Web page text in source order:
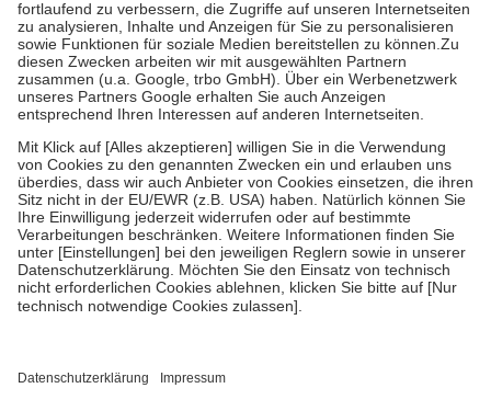
Diese Regeln gelten grundsätzlich auch für Online-Apotheken.
Bei Heilmitteln und häuslicher Krankenpflege beträgt die
Zuzahlung zehn Prozent der Kosten sowie zehn Euro je
Verordnung.
Um das Engagement der Versicherten für ihre eigene Gesundheit zu
stärken und die besondere Stellung der Familie zu unterstützen,
fallenkeine Zuzahlungenan bei:
• Kindern und Jugendlichen bis zum vollendeten 18. Lebensjahr
mit Ausnahme der Fahrkosten
• Untersuchungen zur Vorsorge und Früherkennung, die von der
GKV getragen werden
• empfohlenen Schutzimpfungen
• Harn- und Blutteststreifen
getroffen, um sicherzustellen, dass es sich um echte Bewertungen